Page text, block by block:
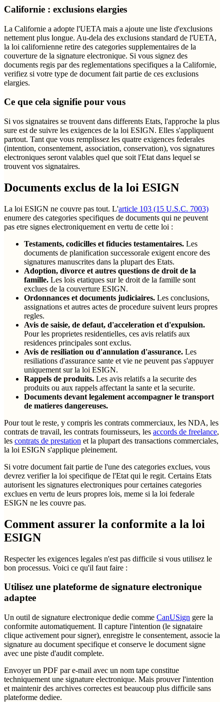
Californie : exclusions elargies
La Californie a adopte l'UETA mais a ajoute une liste d'exclusions
nettement plus longue. Au-dela des exclusions standard de l'UETA,
la loi californienne retire des categories supplementaires de la
couverture de la signature electronique. Si vous signez des
documents regis par des reglementations specifiques a la Californie,
verifiez si votre type de document fait partie de ces exclusions
elargies.
Ce que cela signifie pour vous
Si vos signataires se trouvent dans differents Etats, l'approche la plus
sure est de suivre les exigences de la loi ESIGN. Elles s'appliquent
partout. Tant que vous remplissez les quatre exigences federales
(intention, consentement, association, conservation), vos signatures
electroniques seront valables quel que soit l'Etat dans lequel se
trouvent vos signataires.
Documents exclus de la loi ESIGN
La loi ESIGN ne couvre pas tout. L'article 103 (15 U.S.C. 7003)
enumere des categories specifiques de documents qui ne peuvent
pas etre signes electroniquement en vertu de cette loi :
Testaments, codicilles et fiducies testamentaires. Les
documents de planification successorale exigent encore des
signatures manuscrites dans la plupart des Etats.
Adoption, divorce et autres questions de droit de la
famille. Les lois etatiques sur le droit de la famille sont
exclues de la couverture ESIGN.
Ordonnances et documents judiciaires. Les conclusions,
assignations et autres actes de procedure suivent leurs propres
regles.
Avis de saisie, de defaut, d'acceleration et d'expulsion.
Pour les proprietes residentielles, ces avis relatifs aux
residences principales sont exclus.
Avis de resiliation ou d'annulation d'assurance. Les
resiliations d'assurance sante et vie ne peuvent pas s'appuyer
uniquement sur la loi ESIGN.
Rappels de produits. Les avis relatifs a la securite des
produits ou aux rappels affectant la sante et la securite.
Documents devant legalement accompagner le transport
de matieres dangereuses.
Pour tout le reste, y compris les contrats commerciaux, les NDA, les
contrats de travail, les contrats fournisseurs, les accords de freelance,
les contrats de prestation et la plupart des transactions commerciales,
la loi ESIGN s'applique pleinement.
Si votre document fait partie de l'une des categories exclues, vous
devrez verifier la loi specifique de l'Etat qui le regit. Certains Etats
autorisent les signatures electroniques pour certaines categories
exclues en vertu de leurs propres lois, meme si la loi federale
ESIGN ne les couvre pas.
Comment assurer la conformite a la loi
ESIGN
Respecter les exigences legales n'est pas difficile si vous utilisez le
bon processus. Voici ce qu'il faut faire :
Utilisez une plateforme de signature electronique
adaptee
Un outil de signature electronique dedie comme CanUSign gere la
conformite automatiquement. Il capture l'intention (le signataire
clique activement pour signer), enregistre le consentement, associe la
signature au document specifique et conserve le document signe
avec une piste d'audit complete.
Envoyer un PDF par e-mail avec un nom tape constitue
techniquement une signature electronique. Mais prouver l'intention
et maintenir des archives correctes est beaucoup plus difficile sans
plateforme dediee.